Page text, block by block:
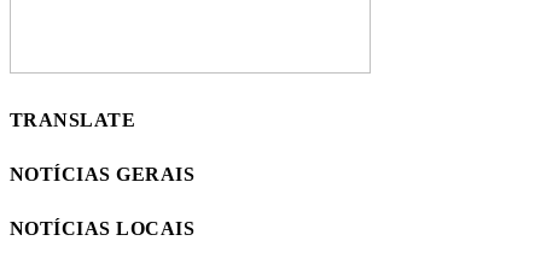
TRANSLATE
NOTÍCIAS GERAIS
NOTÍCIAS LOCAIS